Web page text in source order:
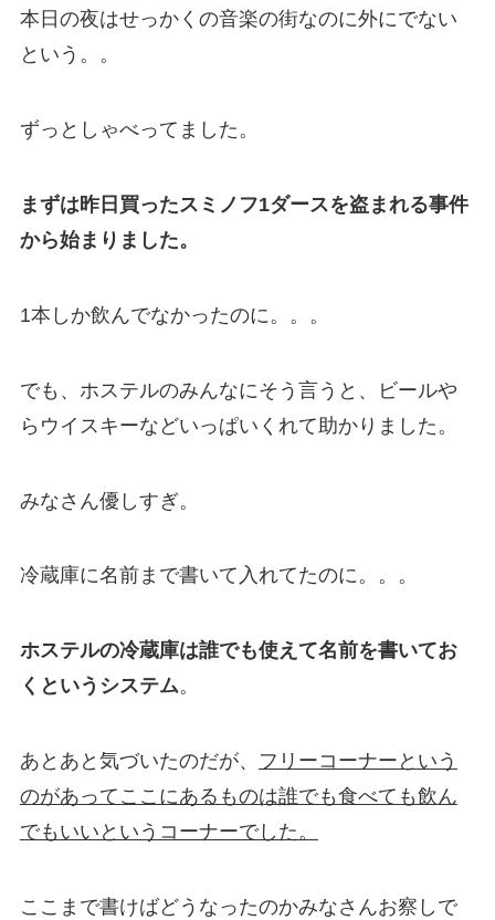
本日の夜はせっかくの音楽の街なのに外にでない
という。。
ずっとしゃべってました。
まずは昨日買ったスミノフ1ダースを盗まれる事件
から始まりました。
1本しか飲んでなかったのに。。。
でも、ホステルのみんなにそう言うと、ビールや
らウイスキーなどいっぱいくれて助かりました。
みなさん優しすぎ。
冷蔵庫に名前まで書いて入れてたのに。。。
ホステルの冷蔵庫は誰でも使えて名前を書いてお
くというシステム。
あとあと気づいたのだが、
フリーコーナーという
のがあってここにあるものは誰でも食べても飲ん
でもいいというコーナーでした。
ここまで書けばどうなったのかみなさんお察しで